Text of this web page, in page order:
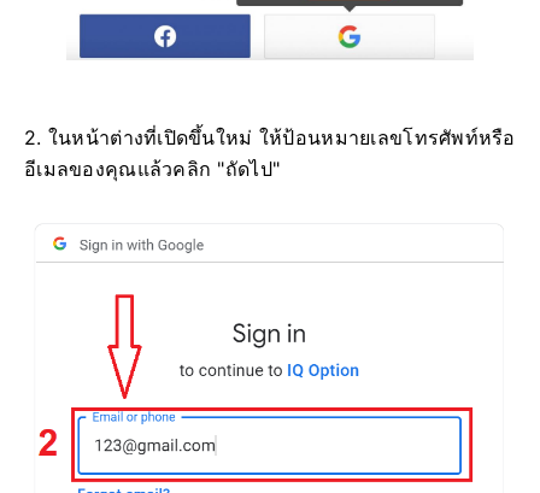
2. ในหน้าต่างที่เปิดขึ้นใหม่ ให้ป้อนหมายเลขโทรศัพท์หรือ
อีเมลของคุณแล้วคลิก "ถัดไป"